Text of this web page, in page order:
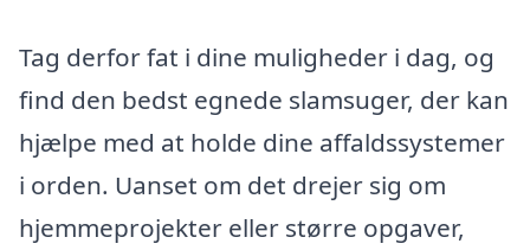
Tag derfor fat i dine muligheder i dag, og
find den bedst egnede slamsuger, der kan
hjælpe med at holde dine affaldssystemer
i orden. Uanset om det drejer sig om
hjemmeprojekter eller større opgaver,